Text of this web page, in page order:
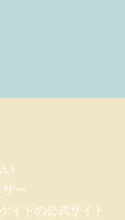
ー
イトの公式サイト